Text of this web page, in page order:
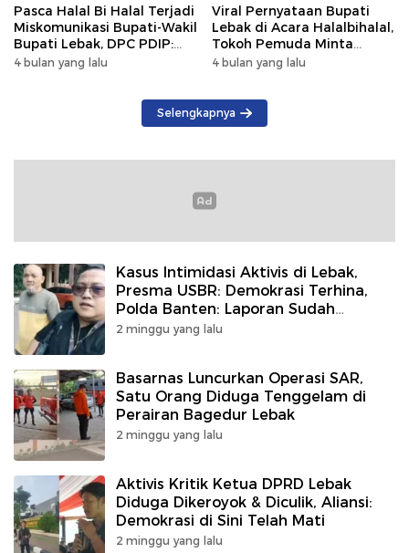
Pasca Halal Bi Halal Terjadi
Miskomunikasi Bupati-Wakil
Bupati Lebak, DPC PDIP:
Kami Tetap Solid dan Akan
4 bulan yang lalu
Viral Pernyataan Bupati
Lebak di Acara Halalbihalal,
Tokoh Pemuda Minta
Bersatu hingga Usul
4 bulan yang lalu
Selengkapnya
Kasus Intimidasi Aktivis di Lebak,
Presma USBR: Demokrasi Terhina,
Polda Banten: Laporan Sudah
Diproses
2 minggu yang lalu
Basarnas Luncurkan Operasi SAR,
Satu Orang Diduga Tenggelam di
Perairan Bagedur Lebak
2 minggu yang lalu
Aktivis Kritik Ketua DPRD Lebak
Diduga Dikeroyok & Diculik, Aliansi:
Demokrasi di Sini Telah Mati
2 minggu yang lalu